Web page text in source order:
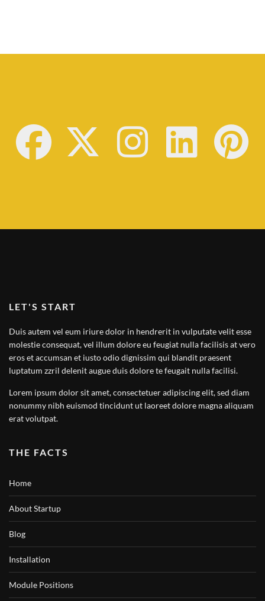
LET'S START
Duis autem vel eum iriure dolor in hendrerit in vulputate velit esse
molestie consequat, vel illum dolore eu feugiat nulla facilisis at vero
eros et accumsan et iusto odio dignissim qui blandit praesent
luptatum zzril delenit augue duis dolore te feugait nulla facilisi.
Lorem ipsum dolor sit amet, consectetuer adipiscing elit, sed diam
nonummy nibh euismod tincidunt ut laoreet dolore magna aliquam
erat volutpat.
THE FACTS
Home
About Startup
Blog
Installation
Module Positions